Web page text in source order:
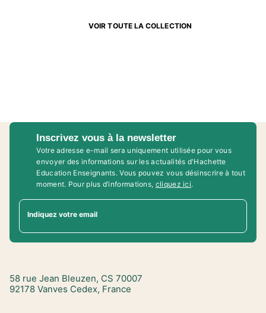
VOIR TOUTE LA COLLECTION
Inscrivez vous à la newsletter
Votre adresse e-mail sera uniquement utilisée pour vous
envoyer des informations sur les actualités d'Hachette
Education Enseignants. Vous pouvez vous désinscrire à tout
moment. Pour plus d’informations, cliquez ici.
Indiquez votre email
58 rue Jean Bleuzen, CS 70007
92178 Vanves Cedex, France